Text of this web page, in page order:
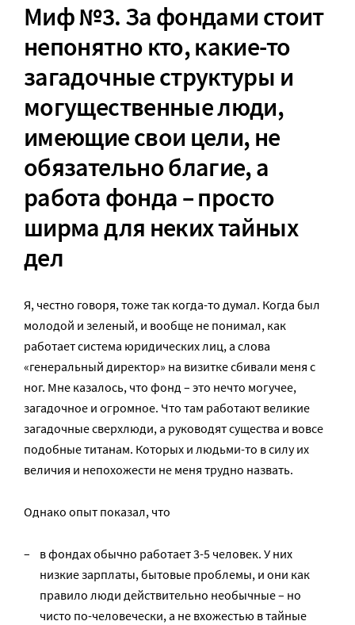
Миф №3. За фондами стоит
непонятно кто, какие-то
загадочные структуры и
могущественные люди,
имеющие свои цели, не
обязательно благие, а
работа фонда – просто
ширма для неких тайных
дел
Я, честно говоря, тоже так когда-то думал. Когда был
молодой и зеленый, и вообще не понимал, как
работает система юридических лиц, а слова
«генеральный директор» на визитке сбивали меня с
ног. Мне казалось, что фонд – это нечто могучее,
загадочное и огромное. Что там работают великие
загадочные сверхлюди, а руководят существа и вовсе
подобные титанам. Которых и людьми-то в силу их
величия и непохожести не меня трудно назвать.
Однако опыт показал, что
в фондах обычно работает 3-5 человек. У них
низкие зарплаты, бытовые проблемы, и они как
правило люди действительно необычные – но
чисто по-человечески, а не вхожестью в тайные